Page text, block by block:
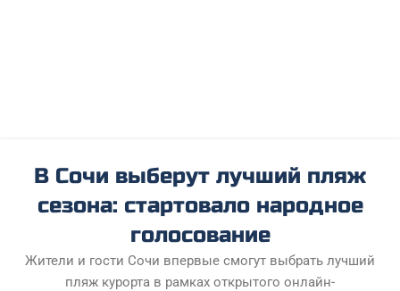
В Сочи выберут лучший пляж
сезона: стартовало народное
голосование
Жители и гости Сочи впервые смогут выбрать лучший
пляж курорта в рамках открытого онлайн-